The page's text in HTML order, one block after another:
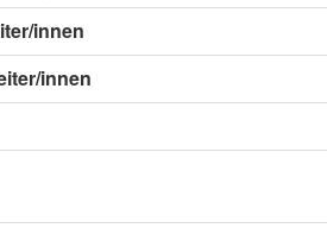
innen
innen